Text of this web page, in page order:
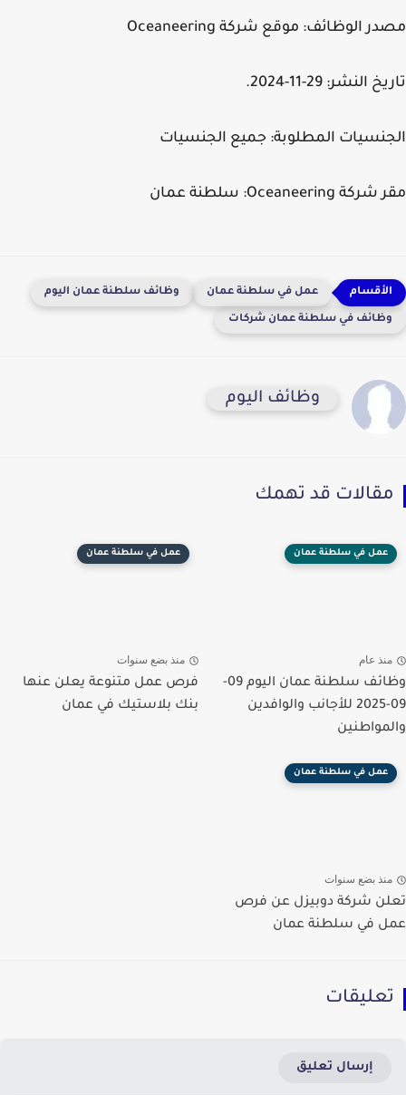
مصدر الوظائف: موقع شركة Oceaneering
تاريخ النشر:
الجنسيات المطلوبة: جميع الجنسيات
مقر شركة Oceaneering: سلطنة عمان
عمل في سلطنة عمان وظائف سلطنة عمان اليوم
وظائف في سلطنة عمان شركات
وظائف اليوم
مقالات قد تهمك
عمل في سلطنة عمان
منذ عام
وظائف سلطنة عمان اليوم 09-
09-2025 للأجانب والوافدين
والمواطنين
عمل في سلطنة عمان
منذ بضع سنوات
فرص عمل متنوعة يعلن عنها
بنك بلاستيك في عمان
عمل في سلطنة عمان
منذ بضع سنوات
تعلن شركة دوبيزل عن فرص
عمل في سلطنة عمان
تعليقات
إرسال تعليق